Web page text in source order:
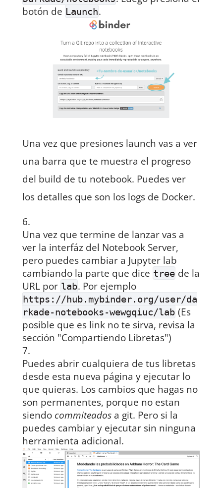
botón de Launch.
Una vez que presiones launch vas a ver
una barra que te muestra el progreso
del build de tu notebook. Puedes ver
los detalles que son los logs de Docker.
Una vez que termine de lanzar vas a
ver la interfáz del Notebook Server,
pero puedes cambiar a Jupyter lab
cambiando la parte que dice tree de la
URL por lab. Por ejemplo
https://hub.mybinder.org/user/da
rkade-notebooks-wewgqiuc/lab (Es
posible que es link no te sirva, revisa la
sección "Compartiendo Libretas")
Puedes abrir cualquiera de tus libretas
desde esta nueva página y ejecutar lo
que quieras. Los cambios que hagas no
son permanentes, porque no estan
siendo commiteadosa git. Pero si la
puedes cambiar y ejecutar sin ninguna
herramienta adicional.